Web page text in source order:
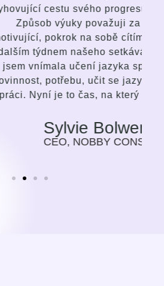
svého progresu v jazyce.
považuji za velmi
na sobě cítím s každým
našeho setkávání. Dříve
učení jazyka spíše jako
učit se jazyk pro svoji
to čas, na který se těším.
Bolwerk
NOBBY CONSULTING